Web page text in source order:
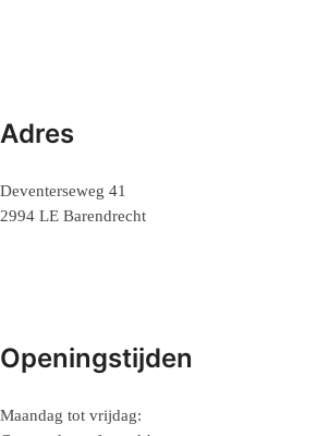
Adres
Deventerseweg 41
2994 LE Barendrecht
Openingstijden
Maandag tot vrijdag: